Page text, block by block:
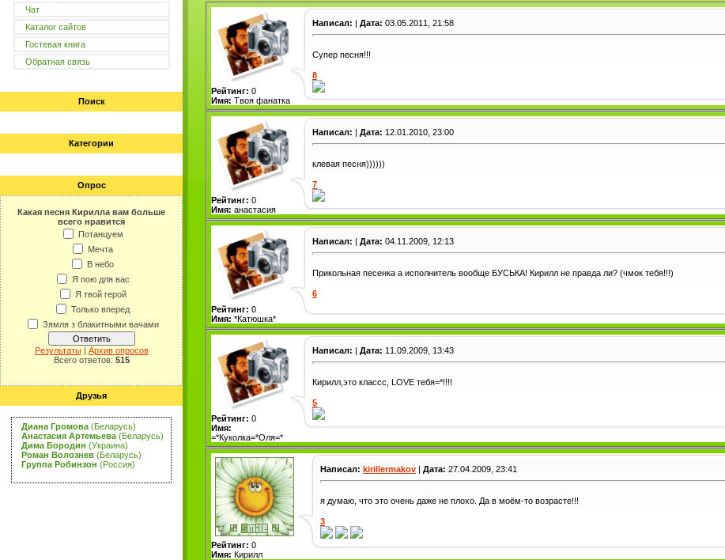
Чат
Каталог сайтов
Гостевая книга
Обратная связь
Поиск
Категории
Опрос
Какая песня Кирилла вам больше
всего нравится
Потанцуем
Мечта
В небо
Я пою для вас
Я твой герой
Только вперед
Зямля з блакитными вачами
Результаты| Архив опросов
Всего ответов: 515
Друзья
Диана Громова (Беларусь)
Анастасия Артемьева (Беларусь)
Дима Бородин (Украина)
Роман Волознев (Беларусь)
Группа Робинзон (Россия)
Рейтинг: 0
Имя: Твоя фанатка
Написал: | Дата: 03.05.2011, 21:58
Супер песня!!!
8
Рейтинг: 0
Имя: анастасия
Написал: | Дата: 12.01.2010, 23:00
клевая песня))))))
7
Рейтинг: 0
Имя: *Катюшка*
Написал: | Дата: 04.11.2009, 12:13
Прикольная песенка а исполнитель вообще БУСЬКА! Кирилл не правда ли? (чмок тебя!!!)
6
Рейтинг: 0
Имя:
=*Куколка=*Оля=*
Написал: | Дата: 11.09.2009, 13:43
Кирилл,это классс, LOVE тебя=*!!!!
5
Рейтинг: 0
Имя: Кирилл
Написал: kirillermakov | Дата: 27.04.2009, 23:41
я думаю, что это очень даже не плохо. Да в моём-то возрасте!!!
3